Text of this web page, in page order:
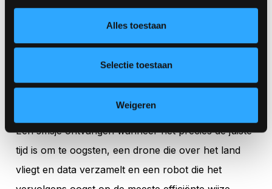
Alles toestaan
Selectie toestaan
Weigeren
Een duurzame toekomst door
slimme landbouw met behulp
van complexe digitale
Een smsje ontvangen wanneer het precies de juiste
tijd is om te oogsten, een drone die over het land
vliegt en data verzamelt en een robot die het